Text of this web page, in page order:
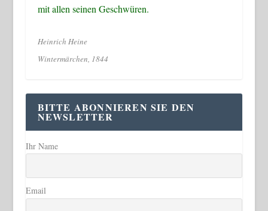
mit allen seinen Geschwüren.
Heinrich Heine
Wintermärchen, 1844
BITTE ABONNIEREN SIE DEN
NEWSLETTER
Ihr Name
Email